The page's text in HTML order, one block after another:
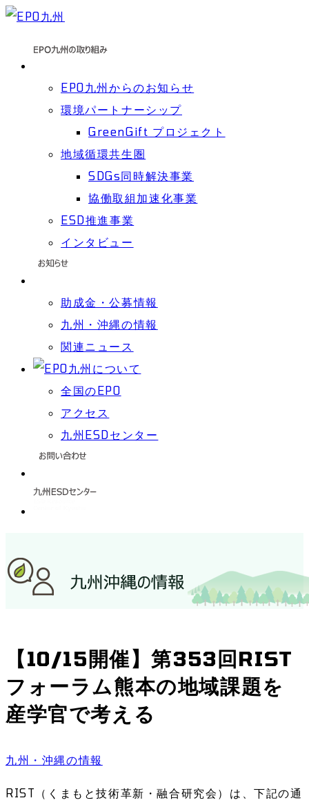
EPO九州からのお知らせ
環境パートナーシップ
GreenGift プロジェクト
地域循環共生圏
SDGs同時解決事業
協働取組加速化事業
ESD推進事業
インタビュー
助成金・公募情報
九州・沖縄の情報
関連ニュース
全国のEPO
アクセス
九州ESDセンター
【10/15開催】第353回RIST
フォーラム熊本の地域課題を
産学官で考える
九州・沖縄の情報
RIST（くまもと技術革新・融合研究会）は、下記の通